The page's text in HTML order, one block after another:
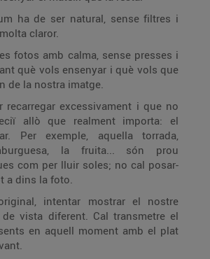
ha de ser natural, sense filtres i
claror.
fotos amb calma, sense presses i
què vols ensenyar i què vols que
de la nostra imatge.
recarregar excessivament i que no
allò que realment importa: el
Per exemple, aquella torrada,
la fruita... són prou
com per lluir soles; no cal posar-
a dins la foto.
intentar mostrar el nostre
vista diferent. Cal transmetre el
en aquell moment amb el plat